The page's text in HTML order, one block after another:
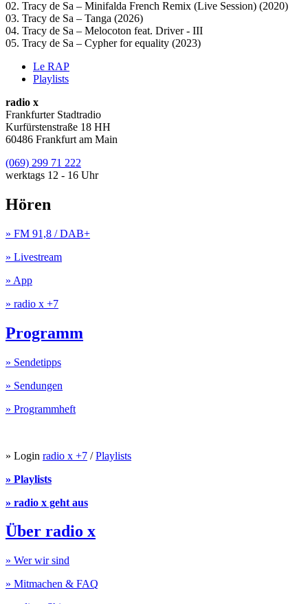
02. Tracy de Sa – Minifalda French Remix (Live Session) (2020)
03. Tracy de Sa – Tanga (2026)
04. Tracy de Sa – Melocoton feat. Driver - III
05. Tracy de Sa – Cypher for equality (2023)
Le RAP
Playlists
radio x
Frankfurter Stadtradio
Kurfürstenstraße 18 HH
60486 Frankfurt am Main
(069) 299 71 222
werktags 12 - 16 Uhr
Hören
» FM 91,8 / DAB+
» Livestream
» App
» radio x +7
Programm
» Sendetipps
» Sendungen
» Programmheft
» Login radio x +7 /Playlists
» Playlists
» radio x geht aus
Über radio x
» Wer wir sind
» Mitmachen & FAQ